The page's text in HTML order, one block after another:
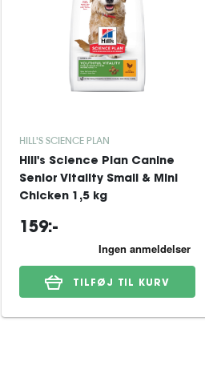
HILL'S SCIENCE PLAN
Hill's Science Plan Canine
Senior Vitality Small & Mini
Chicken 1,5 kg
159:-
TILFØJ TIL KURV